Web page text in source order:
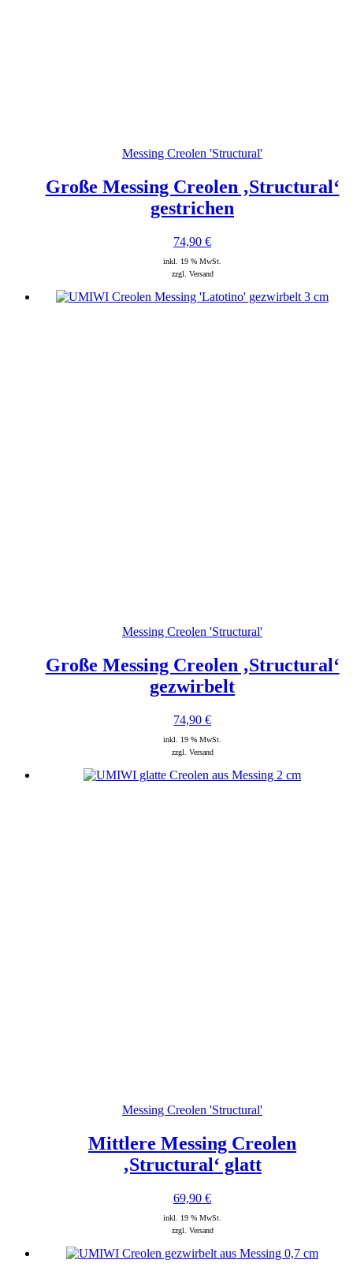
Messing Creolen 'Structural'
Große Messing Creolen ‚Structural‘
gestrichen
74,90 €
inkl. 19 % MwSt.
zzgl. Versand
Messing Creolen 'Structural'
Große Messing Creolen ‚Structural‘
gezwirbelt
74,90 €
inkl. 19 % MwSt.
zzgl. Versand
Messing Creolen 'Structural'
Mittlere Messing Creolen
‚Structural‘ glatt
69,90 €
inkl. 19 % MwSt.
zzgl. Versand